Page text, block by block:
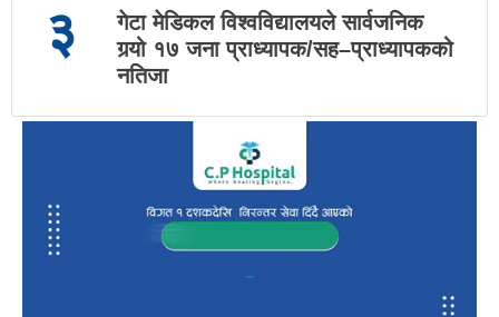
३
गेटा मेडिकल विश्वविद्यालयले सार्वजनिक
गर्‍यो १७ जना प्राध्यापक/सह–प्राध्यापकको
नतिजा